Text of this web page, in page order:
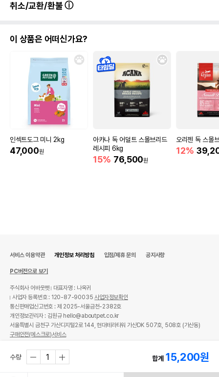
취소/교환/환불
이 상품은 어떠신가요?
인섹트도그 미니 2kg
47,000원
아카나 독 어덜트 스몰브리드
레시피 6kg
15% 76,500원
오리젠 독 스몰
12%
수량 합계 15,200원
서비스 이용약관 개인정보 처리방침 입점/제휴 문의 공지사항
PC버전으로 보기
주식회사 어바웃펫
대표자명 : 나옥귀
사업자 등록번호 : 120-87-90035사업자정보확인
통신판매업신고번호 : 제 2025-서울금천-2382호
개인정보관리자 : 김원규 hello@aboutpet.co.kr
서울특별시 금천구 가산디지털2로 144, 현대테라타워 가산DK 507호, 508호 (가산동)
구매안전(에스크로)서비스